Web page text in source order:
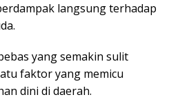
langsung terhadap
yang semakin sulit
faktor yang memicu
dini di daerah.